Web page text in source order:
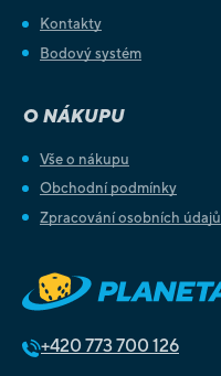
Kontakty
Bodový systém
O NÁKUPU
Vše o nákupu
Obchodní podmínky
Zpracování osobních údajů
+420 773 700 126